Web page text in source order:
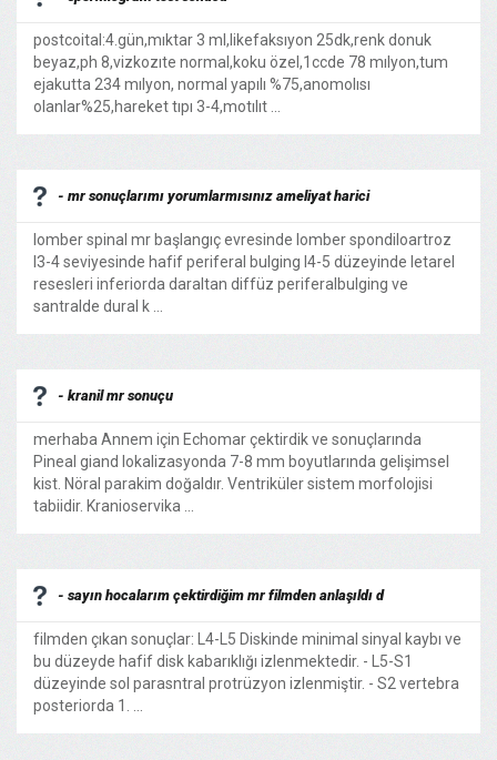
postcoital:4.gün,mıktar 3 ml,likefaksıyon 25dk,renk donuk
beyaz,ph 8,vizkozıte normal,koku özel,1ccde 78 mılyon,tum
ejakutta 234 mılyon, normal yapılı %75,anomolısı
olanlar%25,hareket tıpı 3-4,motılıt ...
- mr sonuçlarımı yorumlarmısınız ameliyat harici
lomber spinal mr başlangıç evresinde lomber spondiloartroz
l3-4 seviyesinde hafif periferal bulging l4-5 düzeyinde letarel
resesleri inferiorda daraltan diffüz periferalbulging ve
santralde dural k ...
- kranil mr sonuçu
merhaba Annem için Echomar çektirdik ve sonuçlarında
Pineal giand lokalizasyonda 7-8 mm boyutlarında gelişimsel
kist. Nöral parakim doğaldır. Ventriküler sistem morfolojisi
tabiidir. Kranioservika ...
- sayın hocalarım çektirdiğim mr filmden anlaşıldı d
filmden çıkan sonuçlar: L4-L5 Diskinde minimal sinyal kaybı ve
bu düzeyde hafif disk kabarıklığı izlenmektedir. - L5-S1
düzeyinde sol parasntral protrüzyon izlenmiştir. - S2 vertebra
posteriorda 1. ...